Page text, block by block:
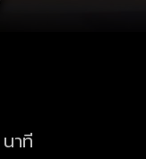
าที